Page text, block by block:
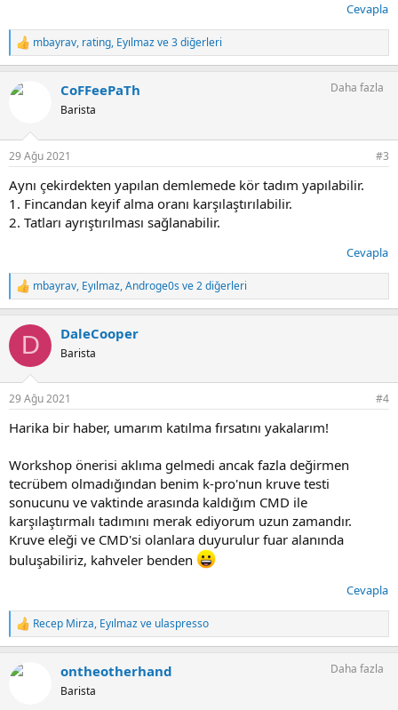
Cevapla
T
e
k
:
mbayrav, rating, Eyılmazve 3 diğerleri
CoFFeePaTh
Barista
Daha fazla
29 Ağu 2021 #3
Aynı çekirdekten yapılan demlemede kör tadım yapılabilir.
1. Fincandan keyif alma oranı karşılaştırılabilir.
2. Tatları ayrıştırılması sağlanabilir.
Cevapla
T
e
k
l
:
mbayrav, Eyılmaz,Androge0s ve 2 diğerleri
D DaleCooper
Barista
29 Ağu 2021 #4
Harika bir haber, umarım katılma fırsatını yakalarım!
Workshop önerisi aklıma gelmedi ancak fazla değirmen
tecrübem olmadığından benim k-pro'nun kruve testi
sonucunu ve vaktinde arasında kaldığım CMD ile
karşılaştırmalı tadımını merak ediyorum uzun zamandır.
Kruve eleği ve CMD'si olanlara duyurulur fuar alanında
buluşabiliriz, kahveler benden
Cevapla
T
e
k
Recep Mirza, Eyılmazve ulaspresso
ontheotherhand
Barista
Daha fazla